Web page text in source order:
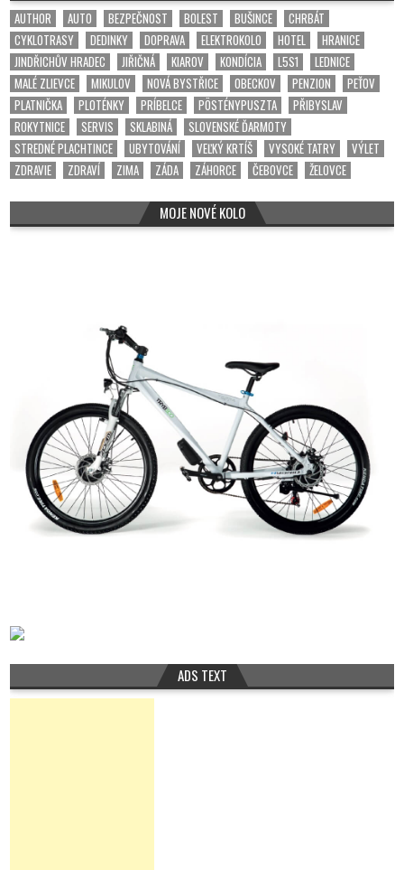
AUTHOR AUTO BEZPEČNOST BOLEST BUŠINCE
CHRBÁT
CYKLOTRASY
DEDINKY DOPRAVA ELEKTROKOLO HOTEL
HRANICE
JINDŘICHŮV HRADEC
JIŘIČNÁ KIAROV KONDÍCIA L5S1
LEDNICE
MALÉ ZLIEVCE
MIKULOV NOVÁ BYSTŘICE OBECKOV PENZION
PEŤOV
PLATNIČKA
PLOTÉNKY PRÍBELCE PÖSTÉNYPUSZTA
PŘIBYSLAV
ROKYTNICE
SERVIS SKLABINÁ
SLOVENSKÉ ĎARMOTY
STREDNÉ PLACHTINCE
UBYTOVÁNÍ VEĽKÝ KRTÍŠ VYSOKÉ TATRY
VÝLET
ZDRAVIE
ZDRAVÍ ZIMA ZÁDA ZÁHORCE ČEBOVCE ŽELOVCE
MOJE NOVÉ KOLO
ADS TEXT